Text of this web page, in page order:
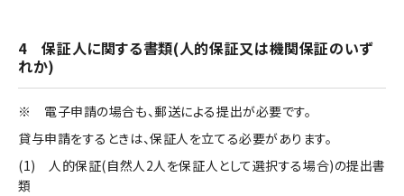
4 保証人に関する書類(人的保証又は機関保証のいず
れか)
※ 電子申請の場合も、郵送による提出が必要です。
貸与申請をするときは、保証人を立てる必要があります。
(1) 人的保証(自然人2人を保証人として選択する場合)の提出書
類